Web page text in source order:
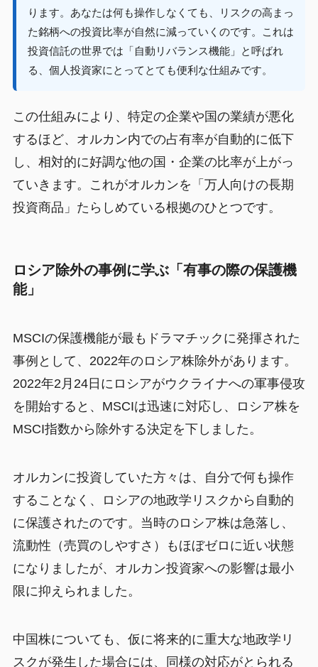
ります。あなたは何も操作しなくても、リスクの高まっ
た銘柄への投資比率が自然に減っていくのです。これは
投資信託の世界では「自動リバランス機能」と呼ばれ
る、個人投資家にとってとても便利な仕組みです。
この仕組みにより、特定の企業や国の業績が悪化
するほど、オルカン内での占有率が自動的に低下
し、相対的に好調な他の国・企業の比率が上がっ
ていきます。これがオルカンを「万人向けの長期
投資商品」たらしめている根拠のひとつです。
ロシア除外の事例に学ぶ「有事の際の保護機
能」
MSCIの保護機能が最もドラマチックに発揮された
事例として、2022年のロシア株除外があります。
2022年2月24日にロシアがウクライナへの軍事侵攻
を開始すると、MSCIは迅速に対応し、ロシア株を
MSCI指数から除外する決定を下しました。
オルカンに投資していた方々は、自分で何も操作
することなく、ロシアの地政学リスクから自動的
に保護されたのです。当時のロシア株は急落し、
流動性（売買のしやすさ）もほぼゼロに近い状態
になりましたが、オルカン投資家への影響は最小
限に抑えられました。
中国株についても、仮に将来的に重大な地政学リ
スクが発生した場合には、同様の対応がとられる